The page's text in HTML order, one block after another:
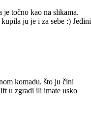
točno kao na slikama.
ju je i za sebe :) Jedini
komadu, što ju čini
u zgradi ili imate usko